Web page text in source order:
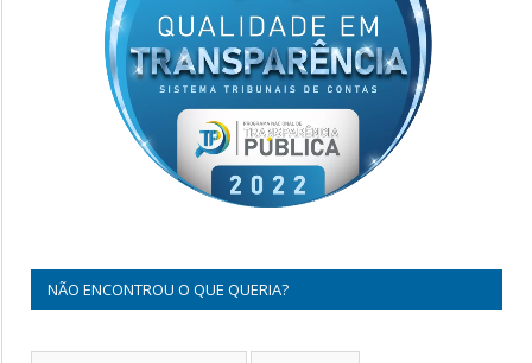
NÃO ENCONTROU O QUE QUERIA?